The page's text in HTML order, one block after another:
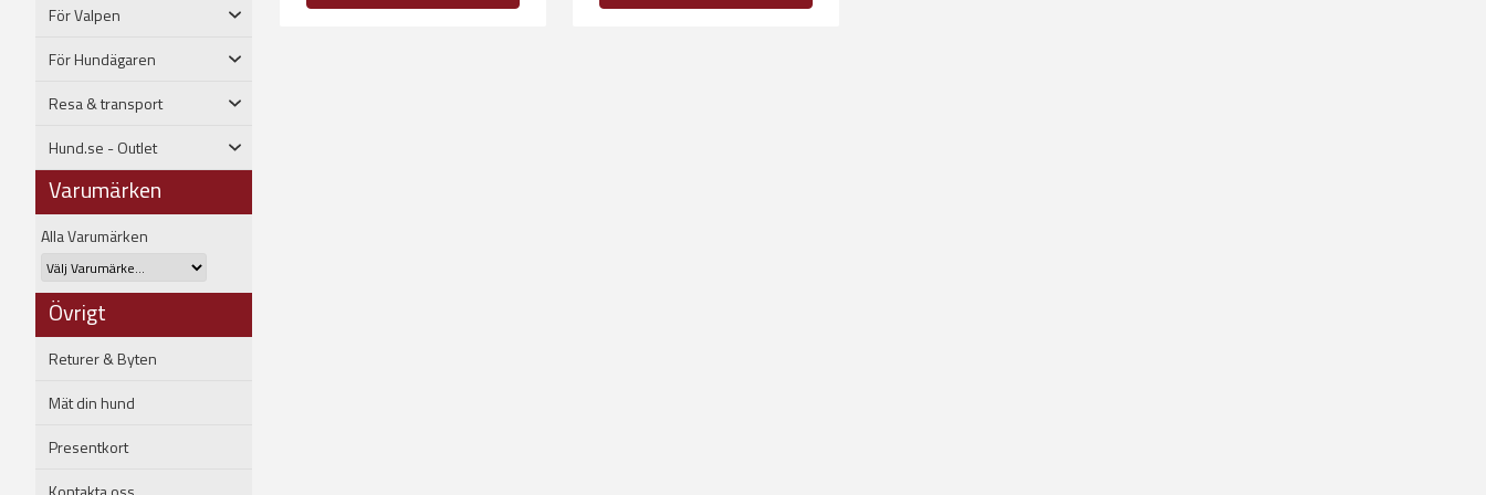
För Valpen
För Hundägaren
Resa & transport
Hund.se - Outlet
Varumärken
Alla Varumärken
Övrigt
Returer & Byten
Mät din hund
Presentkort